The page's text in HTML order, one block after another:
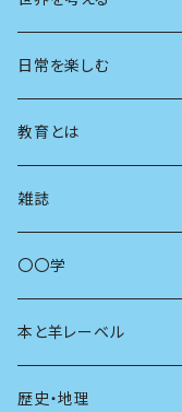
地方
まちづくり
コミュニティ
商いとは
思想
日常を楽しむ
教育とは
雑誌
母の友
ユリイカ
現代思想
〇〇学
動物
自然
本と羊レーベル
電子版（EPub）
歴史・地理